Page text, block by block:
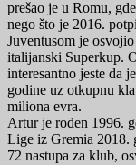
prešao je u Romu,
nego što je 2016.
Juventusom je
italijanski Superkup.
interesantno jeste da
godine uz otkupnu
miliona evra.
Artur je rođen 1996.
Lige iz Gremia 2018.
72 nastupa za klub,